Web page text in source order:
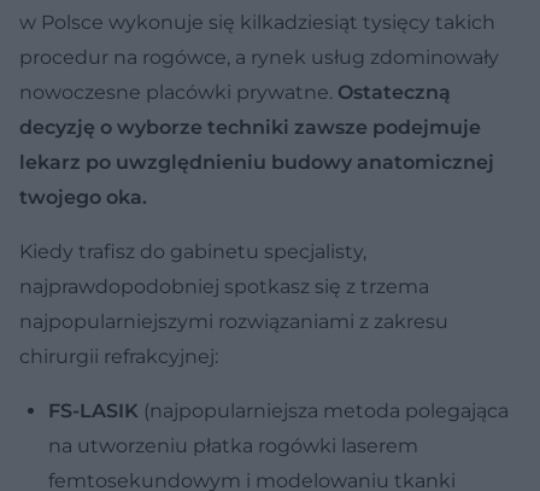
w Polsce wykonuje się kilkadziesiąt tysięcy takich
procedur na rogówce, a rynek usług zdominowały
nowoczesne placówki prywatne. Ostateczną
decyzję o wyborze techniki zawsze podejmuje
lekarz po uwzględnieniu budowy anatomicznej
twojego oka.
Kiedy trafisz do gabinetu specjalisty,
najprawdopodobniej spotkasz się z trzema
najpopularniejszymi rozwiązaniami z zakresu
chirurgii refrakcyjnej:
FS-LASIK (najpopularniejsza metoda polegająca
na utworzeniu płatka rogówki laserem
femtosekundowym i modelowaniu tkanki